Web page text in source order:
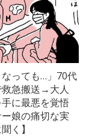
なっても…」70代
急搬送→大人
に最悪を覚悟
娘の痛切な実
く】